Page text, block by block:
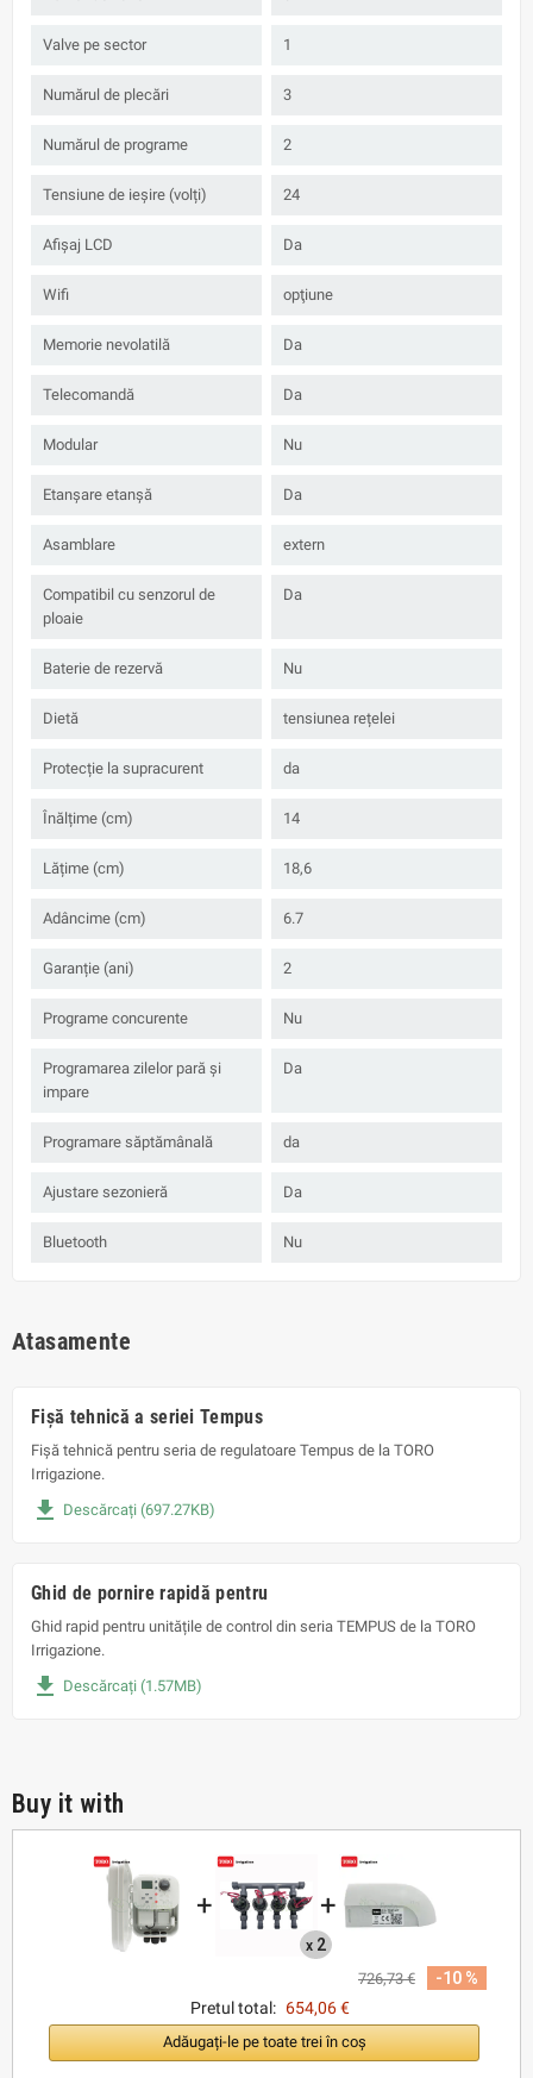
Valve pe sector 1
Numărul de plecări 3
Numărul de programe 2
Tensiune de ieșire (volți) 24
Afișaj LCD Da
Wifi opţiune
Memorie nevolatilă Da
Telecomandă Da
Modular Nu
Etanșare etanșă Da
Asamblare extern
Compatibil cu senzorul de
ploaie
Da
Baterie de rezervă Nu
Dietă tensiunea rețelei
Protecție la supracurent da
Înălțime (cm) 14
Lățime (cm) 18,6
Adâncime (cm) 6.7
Garanție (ani) 2
Programe concurente Nu
Programarea zilelor pară și
impare
Da
Programare săptămânală da
Ajustare sezonieră Da
Bluetooth Nu
Atasamente
Fișă tehnică a seriei Tempus
Fișă tehnică pentru seria de regulatoare Tempus de la TORO
Irrigazione.
file_download Descărcați (697.27KB)
Ghid de pornire rapidă pentru
Ghid rapid pentru unitățile de control din seria TEMPUS de la TORO
Irrigazione.
file_download Descărcați (1.57MB)
Buy it with
+
x2
+
726,73 €
-10 %
Pretul total: 654,06 €
Adăugați-le pe toate trei în coș